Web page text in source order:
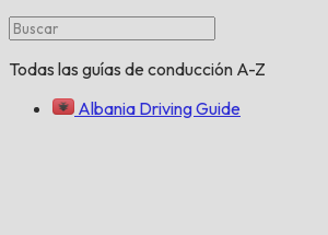
Todas las guías de conducción A-Z
Albania Driving Guide